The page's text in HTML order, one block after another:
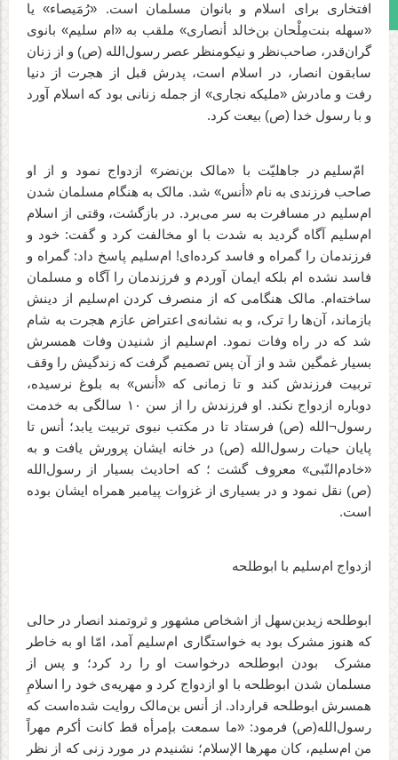
مجوز سایت
افتخاری برای اسلام و بانوان مسلمان است. «رُمَیصاء» یا
«سهله بنت‌مِلْحان بن‌خالد أنصاری» ملقب به «ام سلیم» بانوی
گران‌قدر، صاحب‌نظر و نیکومنظر عصر رسول‌الله (ص) و از زنان
سابقون انصار، در اسلام است، پدرش قبل از هجرت از دنیا
رفت و مادرش «ملیکه نجاری» از جمله زنانی بود که اسلام آورد
و با رسول خدا (ص) بیعت کرد.
امّ‌سلیم در جاهلیّت با «مالک بن‌نضر» ازدواج نمود و از او
صاحب فرزندی به نام «أنس» شد. مالک به هنگام مسلمان شدن
ام‌سلیم در مسافرت به سر می‌برد. در بازگشت، وقتی از اسلام
ام‌سلیم آگاه گردید به شدت با او مخالفت کرد و گفت: خود و
فرزندمان را گمراه و فاسد کرده‌ای! ام‌سلیم پاسخ داد: گمراه و
فاسد نشده ام بلکه ایمان آوردم و فرزندمان را آگاه و مسلمان
ساخته‌ام. مالک هنگامی که از منصرف کردن ام‌سلیم از دینش
بازماند، آن‌ها را ترک، و به نشانه‌ی اعتراض عازم هجرت به شام
شد که در راه وفات نمود. ام‌سلیم از شنیدن وفات همسرش
بسیار غمگین شد و از آن پس تصمیم گرفت که زندگیش را وقف
تربیت فرزندش کند و تا زمانی که «أنس» به بلوغ نرسیده،
دوباره ازدواج نکند. او فرزندش را از سن ۱۰ سالگی به خدمت
رسول¬الله (ص) فرستاد تا در مکتب نبوی تربیت یابد؛ أنس تا
پایان حیات رسول‌الله (ص) در خانه ایشان پرورش یافت و به
«خادم‌النّبی» معروف گشت ؛ که احادیث بسیار از رسول‌الله
(ص) نقل نمود و در بسیاری از غزوات پیامبر همراه ایشان بوده
است.
ازدواج ام‌سلیم با ابوطلحه
ابو‌طلحه زیدبن‌سهل از اشخاص مشهور و ثروتمند انصار در حالی
که هنوز مشرک بود به خواستگاری ام‌سلیم آمد، امّا او به خاطر
مشرک
بودن ابوطلحه درخواست او را رد کرد؛ و پس از
مسلمان شدن ابوطلحه با او ازدواج کرد و مهریه‌ی خود را اسلامِ
همسرش ابوطلحه قرارداد. از أنس بن‌مالک روایت شده‌است که
رسول‌الله(ص) فرمود: «ما سمعت بإمرأه قط کانت أکرم مهراً
من ام‌سلیم، کان مهرها الإسلام؛ نشنیدم در مورد زنی که از نظر